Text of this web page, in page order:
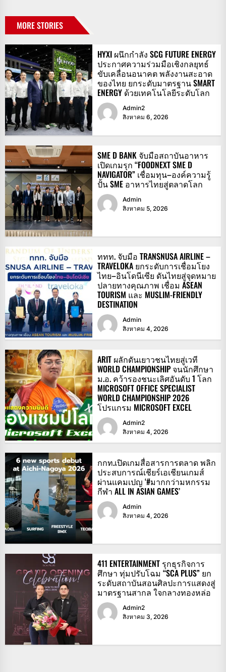
MORE STORIES
HYXI ผนึกกำลัง SCG FUTURE ENERGY
ประกาศความร่วมมือเชิงกลยุทธ์
ขับเคลื่อนอนาคต พลังงานสะอาด
ของไทย ยกระดับมาตรฐาน SMART
ENERGY ด้วยเทคโนโลยีระดับโลก
Admin2
สิงหาคม 6, 2026
SME D BANK จับมือสถาบันอาหาร
เปิดเกมรุก “FOODNEXT SME D
NAVIGATOR” เชื่อมทุน–องค์ความรู้
ปั้น SME อาหารไทยสู่ตลาดโลก
Admin
สิงหาคม 5, 2026
ททท. จับมือ TRANSNUSA AIRLINE –
TRAVELOKA ยกระดับการเชื่อมโยง
ไทย–อินโดนีเซีย ดันไทยสู่จุดหมาย
ปลายทางคุณภาพ เชื่อม ASEAN
TOURISM และ MUSLIM-FRIENDLY
DESTINATION
Admin
สิงหาคม 4, 2026
ARIT ผลักดันเยาวชนไทยสู่เวที
WORLD CHAMPIONSHIP จนนักศึกษา
ม.อ. คว้ารองชนะเลิศอันดับ 1 โลก
MICROSOFT OFFICE SPECIALIST
WORLD CHAMPIONSHIP 2026
โปรแกรม MICROSOFT EXCEL
Admin2
สิงหาคม 4, 2026
กกท.เปิดเกมสื่อสารการตลาด พลิก
ประสบการณ์เชียร์เอเชียนเกมส์
ผ่านแคมเปญ ‘#มากกว่ามหกรรม
กีฬา ALL IN ASIAN GAMES’
Admin
สิงหาคม 4, 2026
411 ENTERTAINMENT รุกธุรกิจการ
ศึกษา ทุ่มปรับโฉม “SCA PLUS” ยก
ระดับสถาบันสอนศิลปะการแสดงสู่
มาตรฐานสากล ใจกลางทองหล่อ
Admin2
สิงหาคม 3, 2026